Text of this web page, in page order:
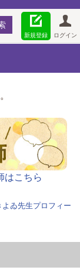
ログイン
新規登録
はこちら
よゐ先生プロフィー